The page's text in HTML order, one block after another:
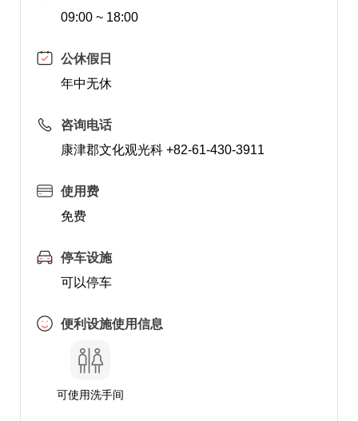
09:00 ~ 18:00
公休假日
年中无休
咨询电话
康津郡文化观光科 +82-61-430-3911
使用费
免费
停车设施
可以停车
便利设施使用信息
可使用洗手间